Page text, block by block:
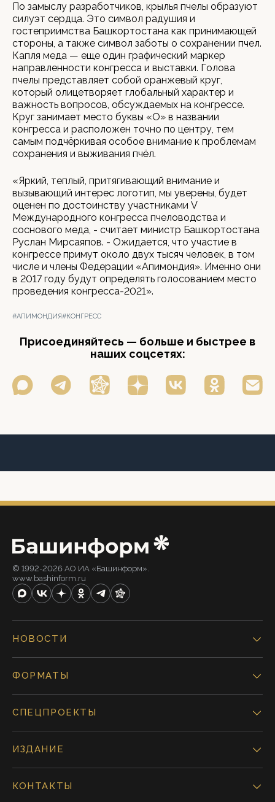
По замыслу разработчиков, крылья пчелы образуют
силуэт сердца. Это символ радушия и
гостеприимства Башкортостана как принимающей
стороны, а также символ заботы о сохранении пчел.
Капля меда — еще один графический маркер
направленности конгресса и выставки. Голова
пчелы представляет собой оранжевый круг,
который олицетворяет глобальный характер и
важность вопросов, обсуждаемых на конгрессе.
Круг занимает место буквы «О» в названии
конгресса и расположен точно по центру, тем
самым подчёркивая особое внимание к проблемам
сохранения и выживания пчёл.
«Яркий, теплый, притягивающий внимание и
вызывающий интерес логотип, мы уверены, будет
оценен по достоинству участниками V
Международного конгресса пчеловодства и
соснового меда, - считает министр Башкортостана
Руслан Мирсаяпов. - Ожидается, что участие в
конгрессе примут около двух тысяч человек, в том
числе и члены Федерации «Апимондия». Именно они
в 2017 году будут определять голосованием место
проведения конгресса-2021».
#АПИМОНДИЯ#КОНГРЕСС
Присоединяйтесь — больше и быстрее в
наших соцсетях:
© 1992-2026 АО ИА «Башинформ».
www.bashinform.ru
НОВОСТИ
ФОРМАТЫ
СПЕЦПРОЕКТЫ
ИЗДАНИЕ
КОНТАКТЫ